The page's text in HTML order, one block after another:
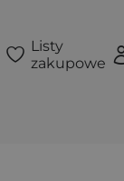
Listy
zakupowe